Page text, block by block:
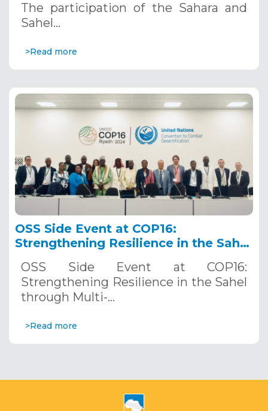
The participation of the Sahara and
Sahel…
>Read more
OSS Side Event at COP16:
Strengthening Resilience in the Sahel
Systems. December 12, 2024
OSS Side Event at COP16:
Strengthening Resilience in the Sahel
through Multi-…
>Read more